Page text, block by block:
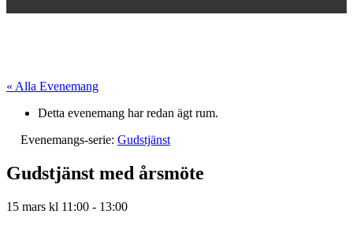
« Alla Evenemang
Detta evenemang har redan ägt rum.
Evenemangs-serie: Gudstjänst
Gudstjänst med årsmöte
15 mars kl 11:00 - 13:00